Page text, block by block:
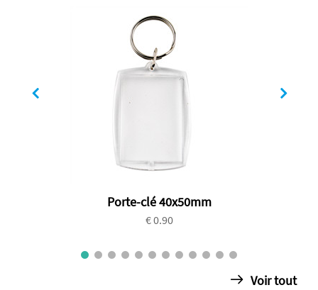
Porte-clé 40x50mm
€ 0.90
Voir tout